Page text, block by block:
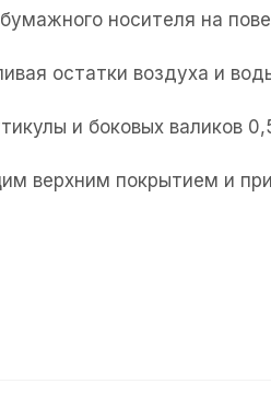
носителя на
остатки воздуха и
и боковых валиков
верхним покрытием и